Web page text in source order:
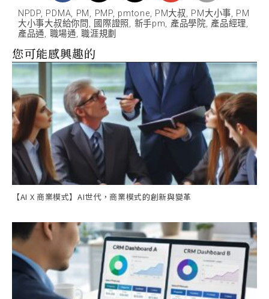
NPDP, PDMA, PM, PMP, pmtone, PM大叔, PM大小事, PM
大小事大叔給你問 , 國際證照, 新手pm, 產品學院, 產品經理,
產品通, 職場通,職涯規劃
您可能感興趣的
【AI X 商業模式】AI世代，商業模式的創新與變革